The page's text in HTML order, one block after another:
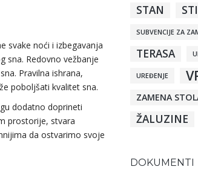
svake noći i izbegavanja
sna. Redovno vežbanje
Pravilna ishrana,
poboljšati kvalitet sna.
dodatno doprineti
prostorije, stvara
da ostvarimo svoje
STAN
SUBVENCIJE ZA
TERASA
UREĐENJE
ZAMENA
ŽALUZINE
DOKUMENTI